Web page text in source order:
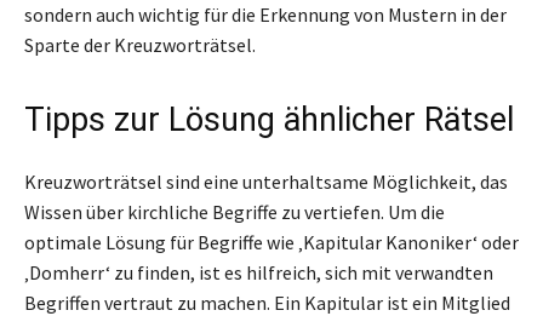
sondern auch wichtig für die Erkennung von Mustern in der
Sparte der Kreuzworträtsel.
Tipps zur Lösung ähnlicher Rätsel
Kreuzworträtsel sind eine unterhaltsame Möglichkeit, das
Wissen über kirchliche Begriffe zu vertiefen. Um die
optimale Lösung für Begriffe wie ‚Kapitular Kanoniker‘ oder
‚Domherr‘ zu finden, ist es hilfreich, sich mit verwandten
Begriffen vertraut zu machen. Ein Kapitular ist ein Mitglied